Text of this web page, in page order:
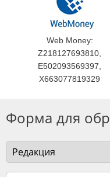
Web Money:
Z218127693810,
E502093569397,
X663077819329
Форма для